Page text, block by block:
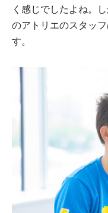
く感じでしたよね。
のアトリエのスタッ
す。